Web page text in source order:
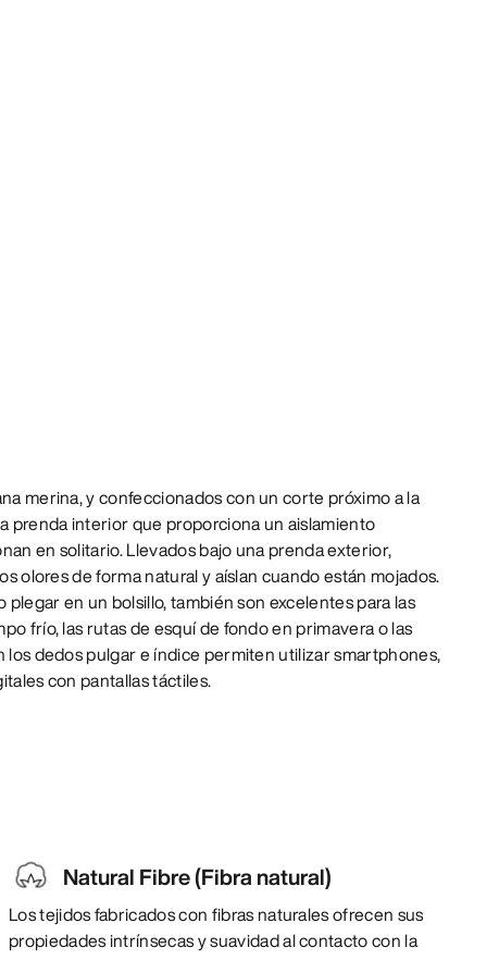
merina, y confeccionados con un corte próximo a la
prenda interior que proporciona un aislamiento
en solitario. Llevados bajo una prenda exterior,
olores de forma natural y aíslan cuando están mojados.
plegar en un bolsillo, también son excelentes para las
frío, las rutas de esquí de fondo en primavera o las
los dedos pulgar e índice permiten utilizar smartphones,
con pantallas táctiles.
Natural Fibre (Fibra natural)
Los tejidos fabricados con fibras naturales ofrecen sus
propiedades intrínsecas y suavidad al contacto con la